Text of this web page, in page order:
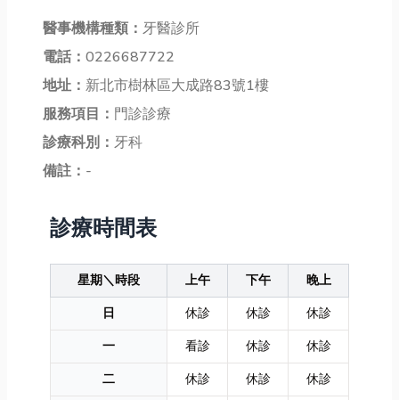
醫事機構種類： 牙醫診所
電話： 0226687722
地址： 新北市樹林區大成路83號1樓
服務項目： 門診診療
診療科別： 牙科
備註： -
診療時間表
星期＼時段 上午 下午
晚上
日
休診 休診
休診
一
看診 休診
休診
二
休診 休診
休診